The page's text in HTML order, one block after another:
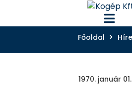
Főoldal
1970. január 01.